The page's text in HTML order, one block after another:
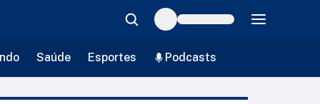
Saúde Esportes Podcasts